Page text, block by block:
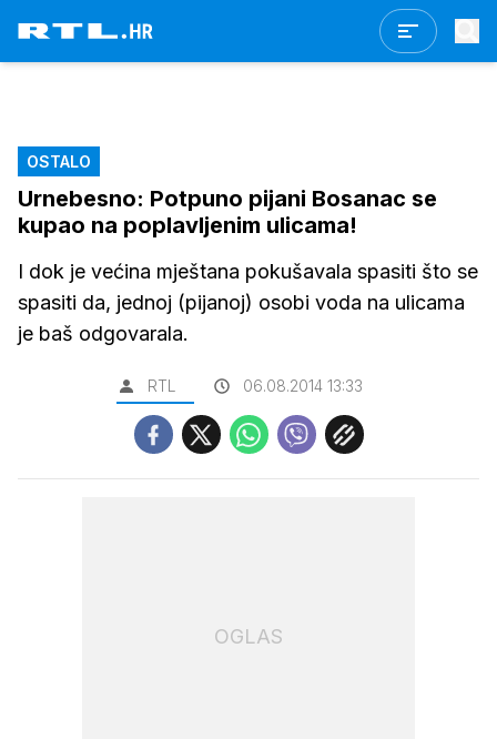
OSTALO
Urnebesno: Potpuno pijani Bosanac se
kupao na poplavljenim ulicama!
I dok je većina mještana pokušavala spasiti što se
spasiti da, jednoj (pijanoj) osobi voda na ulicama
je baš odgovarala.
RTL 06.08.2014 13:33
OGLAS